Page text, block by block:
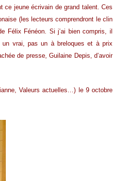
ce jeune écrivain de grand talent. Ces
(les lecteurs comprendront le clin
Félix Fénéon. Si j’ai bien compris, il
un vrai, pas un à breloques et à prix
de presse, Guilaine Depis, d’avoir
Valeurs actuelles…) le 9 octobre